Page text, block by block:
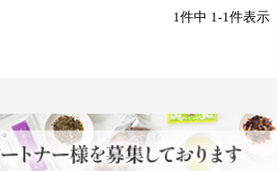
1件中 1-1件表示